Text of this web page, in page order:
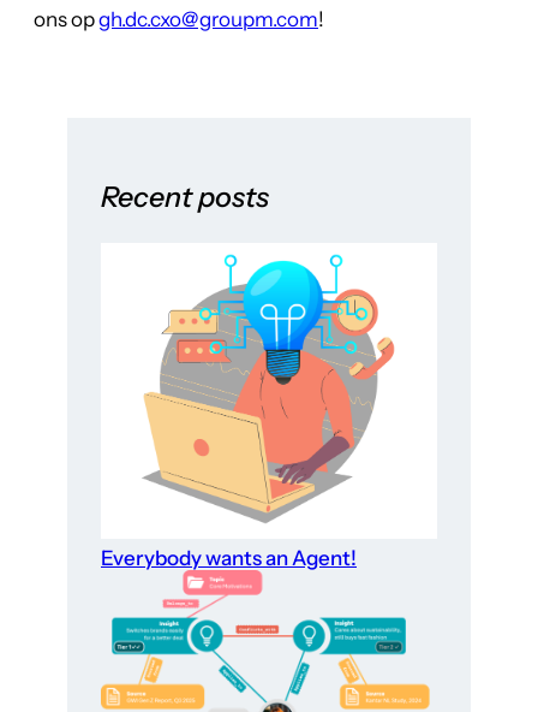
ons opgh.dc.cxo@groupm.com!
Recent posts
Everybody wants an Agent!